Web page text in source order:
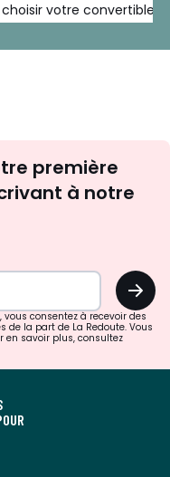
votre convertible ?
première
à notre
OK
vous consentez à recevoir des
la part de La Redoute. Vous
en savoir plus, consultez